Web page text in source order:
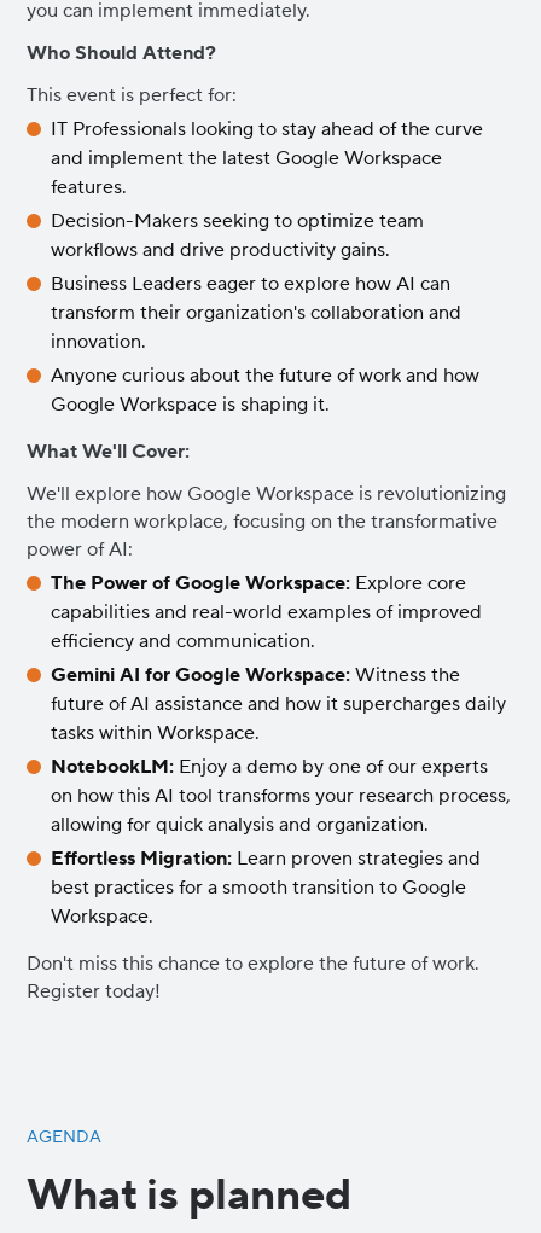
you can implement immediately.
Who Should Attend?
This event is perfect for:
IT Professionals looking to stay ahead of the curve
and implement the latest Google Workspace
features.
Decision-Makers seeking to optimize team
workflows and drive productivity gains.
Business Leaders eager to explore how AI can
transform their organization's collaboration and
innovation.
Anyone curious about the future of work and how
Google Workspace is shaping it.
What We'll Cover:
We'll explore how Google Workspace is revolutionizing
the modern workplace, focusing on the transformative
power of AI:
The Power of Google Workspace: Explore core
capabilities and real-world examples of improved
efficiency and communication.
Gemini AI for Google Workspace: Witness the
future of AI assistance and how it supercharges daily
tasks within Workspace.
NotebookLM: Enjoy a demo by one of our experts
on how this AI tool transforms your research process,
allowing for quick analysis and organization.
Effortless Migration: Learn proven strategies and
best practices for a smooth transition to Google
Workspace.
Don't miss this chance to explore the future of work.
Register today!
AGENDA
What is planned